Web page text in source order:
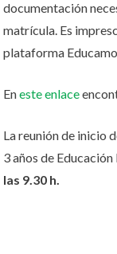
documentación
matrícula. Es
plataforma
Eneste enlace
La reunión de inicio
3 años de
las 9.30 h.